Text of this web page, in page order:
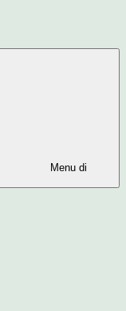
Menu di